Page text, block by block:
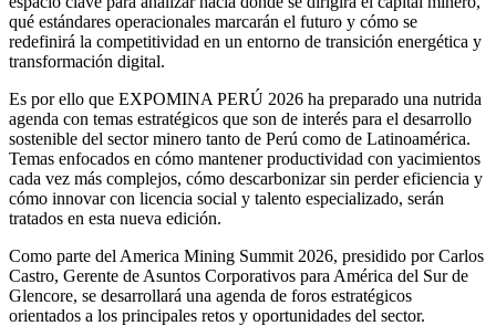
qué estándares operacionales marcarán el futuro y cómo se
redefinirá la competitividad en un entorno de transición energética y
transformación digital.
Es por ello que EXPOMINA PERÚ 2026 ha preparado una nutrida
agenda con temas estratégicos que son de interés para el desarrollo
sostenible del sector minero tanto de Perú como de Latinoamérica.
Temas enfocados en cómo mantener productividad con yacimientos
cada vez más complejos, cómo descarbonizar sin perder eficiencia y
cómo innovar con licencia social y talento especializado, serán
tratados en esta nueva edición.
Como parte del America Mining Summit 2026, presidido por Carlos
Castro, Gerente de Asuntos Corporativos para América del Sur de
Glencore, se desarrollará una agenda de foros estratégicos
orientados a los principales retos y oportunidades del sector.